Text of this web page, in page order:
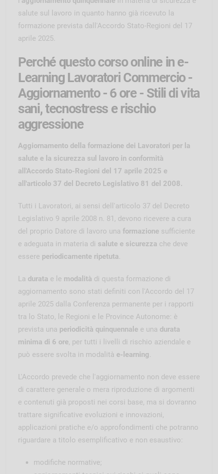
salute sul lavoro in quanto hanno già ricevuto la
formazione prevista dall'Accordo Stato-Regioni del 17
aprile 2025.
Perché questo corso online in e-
Learning Lavoratori Commercio -
Aggiornamento - 6 ore - Stili di vita
sani, tecnostress e rischio
aggressione
Aggiornamento della formazione dei Lavoratori per la
salute e la sicurezza sul lavoro in conformità
all'Accordo Stato-Regioni del 17 aprile 2025 e
all'articolo 37 del Decreto Legislativo 81 del 2008.
Tutti i Lavoratori, ai sensi dell'articolo 37 del Decreto
Legislativo 9 aprile 2008 n. 81, devono ricevere a cura
del proprio Datore di lavoro una formazione sufficiente
e adeguata in materia di salute e sicurezza che deve
essere periodicamente ripetuta
La durata e le modalità di questa formazione di
aggiornamento sono stati definiti con l'Accordo del 17
aprile 2025 dalla Conferenza permanente per i rapporti
tra lo Stato, le Regioni e le Province Autonome: è
prevista una periodicità quinquennale e una durata
minima di 6 ore , per tutti i livelli di rischio aziendale e
può essere svolta in modalità e-learning
L'Accordo prevede che l'aggiornamento non deve essere
di carattere generale o mera riproduzione di argomenti
e contenuti già proposti nei corsi base, ma si dovranno
trattare significative evoluzioni e innovazioni,
applicazioni pratiche e/o approfondimenti che potranno
riguardare a titolo esemplificativo e non esaustivo:
modifiche normative;